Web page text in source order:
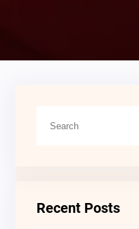
Recent Posts